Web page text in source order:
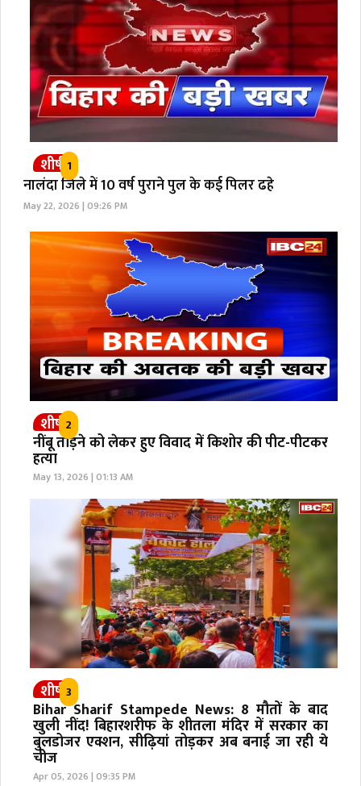
शीर्ष 1
नालंदा जिले में 10 वर्ष पुराने पुल के कई पिलर ढहे
May 22, 2026 | 09:26 PM
शीर्ष 2
नींबू तोड़ने को लेकर हुए विवाद में किशोर की पीट-पीटकर
हत्या
May 13, 2026 | 01:13 AM
शीर्ष 3
Bihar Sharif Stampede News: 8 मौतों के बाद
खुली नींद! बिहारशरीफ के शीतला मंदिर में सरकार का
बुलडोजर एक्शन, सीढ़ियां तोड़कर अब बनाई जा रही ये
चीज
Apr 05, 2026 | 09:35 PM